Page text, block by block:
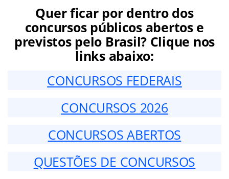
Quer ficar por dentro dos
concursos públicos abertos e
previstos pelo Brasil? Clique nos
links abaixo:
CONCURSOS FEDERAIS
CONCURSOS 2026
CONCURSOS ABERTOS
QUESTÕES DE CONCURSOS